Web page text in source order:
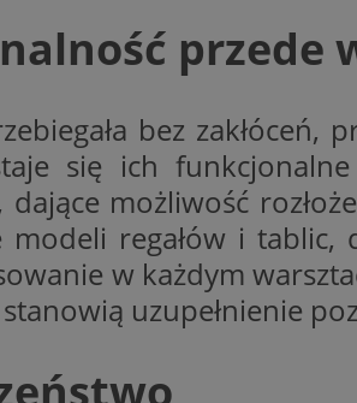
przede
bez
się ich
dające możliwość
modeli regałów i
w każdym
stanowią uzupełnienie
OAID
__gpi
MR
YSC
MUID
MUID